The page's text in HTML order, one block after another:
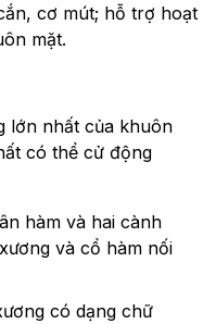
cơ mút; hỗ trợ hoạt
mặt.
lớn nhất của khuôn
có thể cử động
hàm và hai cành
và cổ hàm nối
có dạng chữ